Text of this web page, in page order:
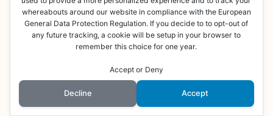
whereabouts around our website in compliance with the European
General Data Protection Regulation. If you decide to to opt-out of
any future tracking, a cookie will be setup in your browser to
remember this choice for one year.
Accept or Deny
Decline Accept